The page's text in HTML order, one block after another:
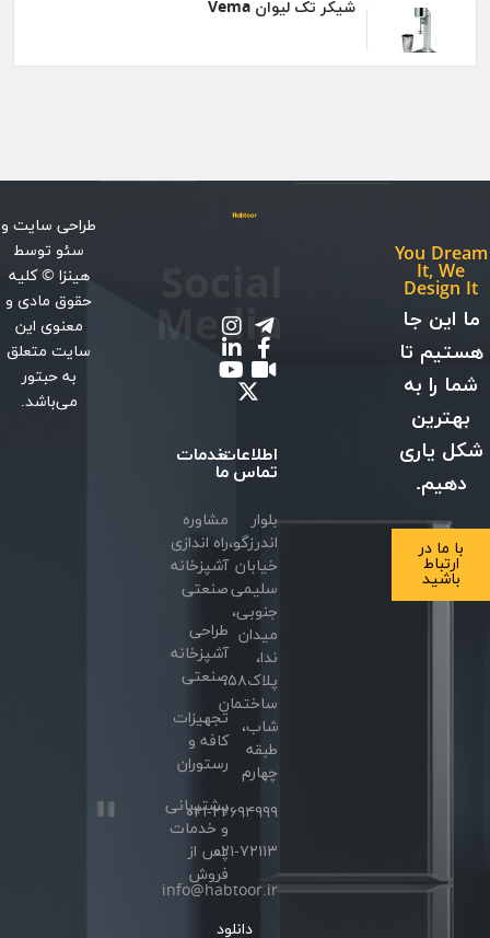
شیکر تک لیوان Vema
You Dream
It, We
Design It
ما این جا
هستیم تا
شما را به
بهترین
شکل یاری
دهیم.
با ما در
ارتباط
باشید
اطلاعات
تماس
بلوار
اندرزگو،
خیابان
سلیمی
جنوبی،
میدان
ندا،
پلاک۵۸،
ساختمان
شاب،
طبقه
چهارم
۰۲۱-۲۲۶۹۴۹۹۹
۰۲۱-۷۲۱۱۳
info@habtoor.ir
دانلود
Media
خدمات
ما
مشاوره
راه اندازی
آشپزخانه
صنعتی
طراحی
آشپزخانه
صنعتی
تجهیزات
کافه و
رستوران
پشتیبانی
و خدمات
پس از
فروش
طراحی سایتو
سئوتوسط
هینزا © کلیه
حقوق مادی و
معنوی این
سایت متعلق
به حبتور
می‌باشد.